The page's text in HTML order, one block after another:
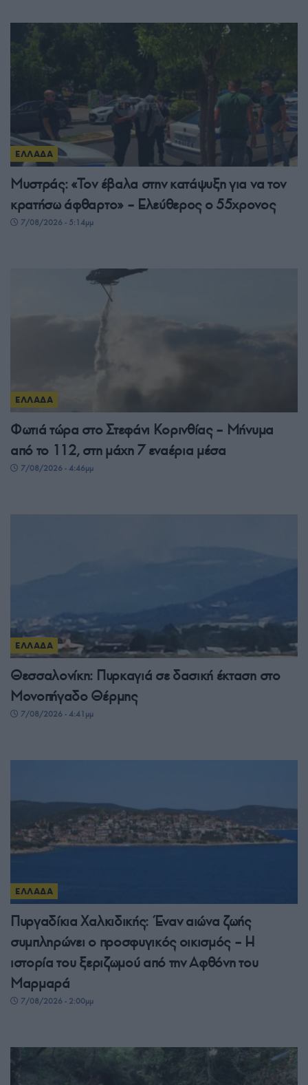
ΕΛΛΑΔΑ
Μυστράς: «Τον έβαλα στην κατάψυξη για να τον
κρατήσω άφθαρτο» – Ελεύθερος ο 55χρονος
7/08/2026 - 5:14μμ
ΕΛΛΑΔΑ
Φωτιά τώρα στο Στεφάνι Κορινθίας – Μήνυμα
από το 112, στη μάχη 7 εναέρια μέσα
7/08/2026 - 4:46μμ
ΕΛΛΑΔΑ
Θεσσαλονίκη: Πυρκαγιά σε δασική έκταση στο
Μονοπήγαδο Θέρμης
7/08/2026 - 4:41μμ
ΕΛΛΑΔΑ
Πυργαδίκια Χαλκιδικής: Έναν αιώνα ζωής
συμπληρώνει ο προσφυγικός οικισμός – Η
ιστορία του ξεριζωμού από την Αφθόνη του
Μαρμαρά
7/08/2026 - 2:00μμ